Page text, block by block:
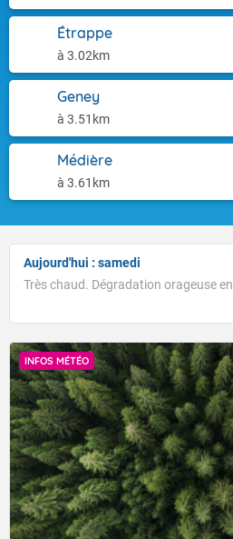
Étrappe
à 3.02km
Geney
à 3.51km
Médière
à 3.61km
Aujourd'hui : samedi
Très chaud. Dégradation orageuse
INFOS MÉTÉO